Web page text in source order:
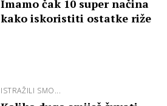
Imamo čak 10 super načina
kako iskoristiti ostatke riže
ISTRAŽILI SMO...